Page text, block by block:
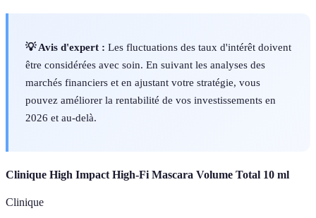
💡 Avis d'expert : Les fluctuations des taux d'intérêt doivent
être considérées avec soin. En suivant les analyses des
marchés financiers et en ajustant votre stratégie, vous
pouvez améliorer la rentabilité de vos investissements en
2026 et au-delà.
Clinique High Impact High-Fi Mascara Volume Total 10 ml
Clinique